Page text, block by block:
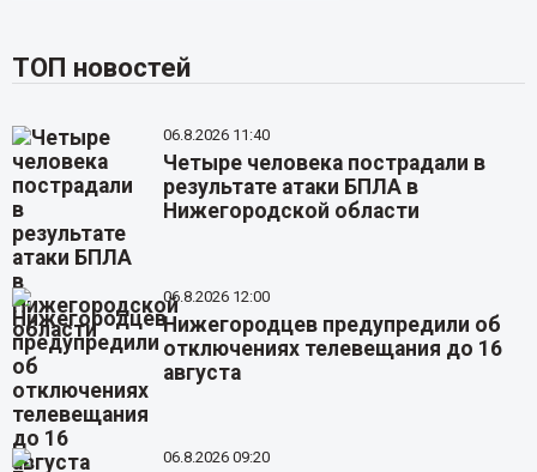
ТОП новостей
06.8.2026 11:40
Четыре человека пострадали в
результате атаки БПЛА в
Нижегородской области
06.8.2026 12:00
Нижегородцев предупредили об
отключениях телевещания до 16
августа
06.8.2026 09:20